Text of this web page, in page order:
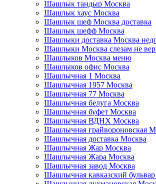
Шашлык тандыр Москва
Шашлык хаус Москва
Шашлык шеф Москва доставка
Шашлык шефф Москва
Шашлыки доставка Москва
Шашлыки Москва слезам не
Шашлыков Москва меню
Шашлыков офис Москва
Шашлычная 1 Москва
Шашлычная 1957 Москва
Шашлычная 77 Москва
Шашлычная белуга Москва
Шашлычная буфет Москва
Шашлычная ВДНХ Москва
Шашлычная грайвороновская
Шашлычная доставка Москва
Шашлычная Жар Москва
Шашлычная Жара Москва
Шашлычная завод Москва
Шашлычная кавказский